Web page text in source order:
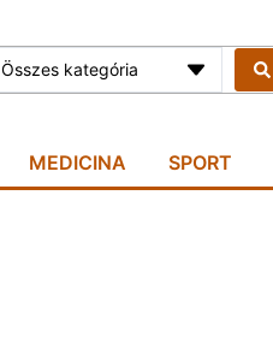
Összes kategória
MEDICINA SPORT